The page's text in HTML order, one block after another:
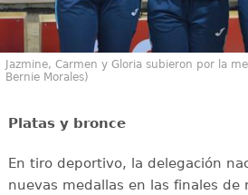
Jazmine, Carmen y Gloria subieron por la
Bernie Morales)
Platas y bronce
En tiro deportivo, la delegación
nuevas medallas en las finales de